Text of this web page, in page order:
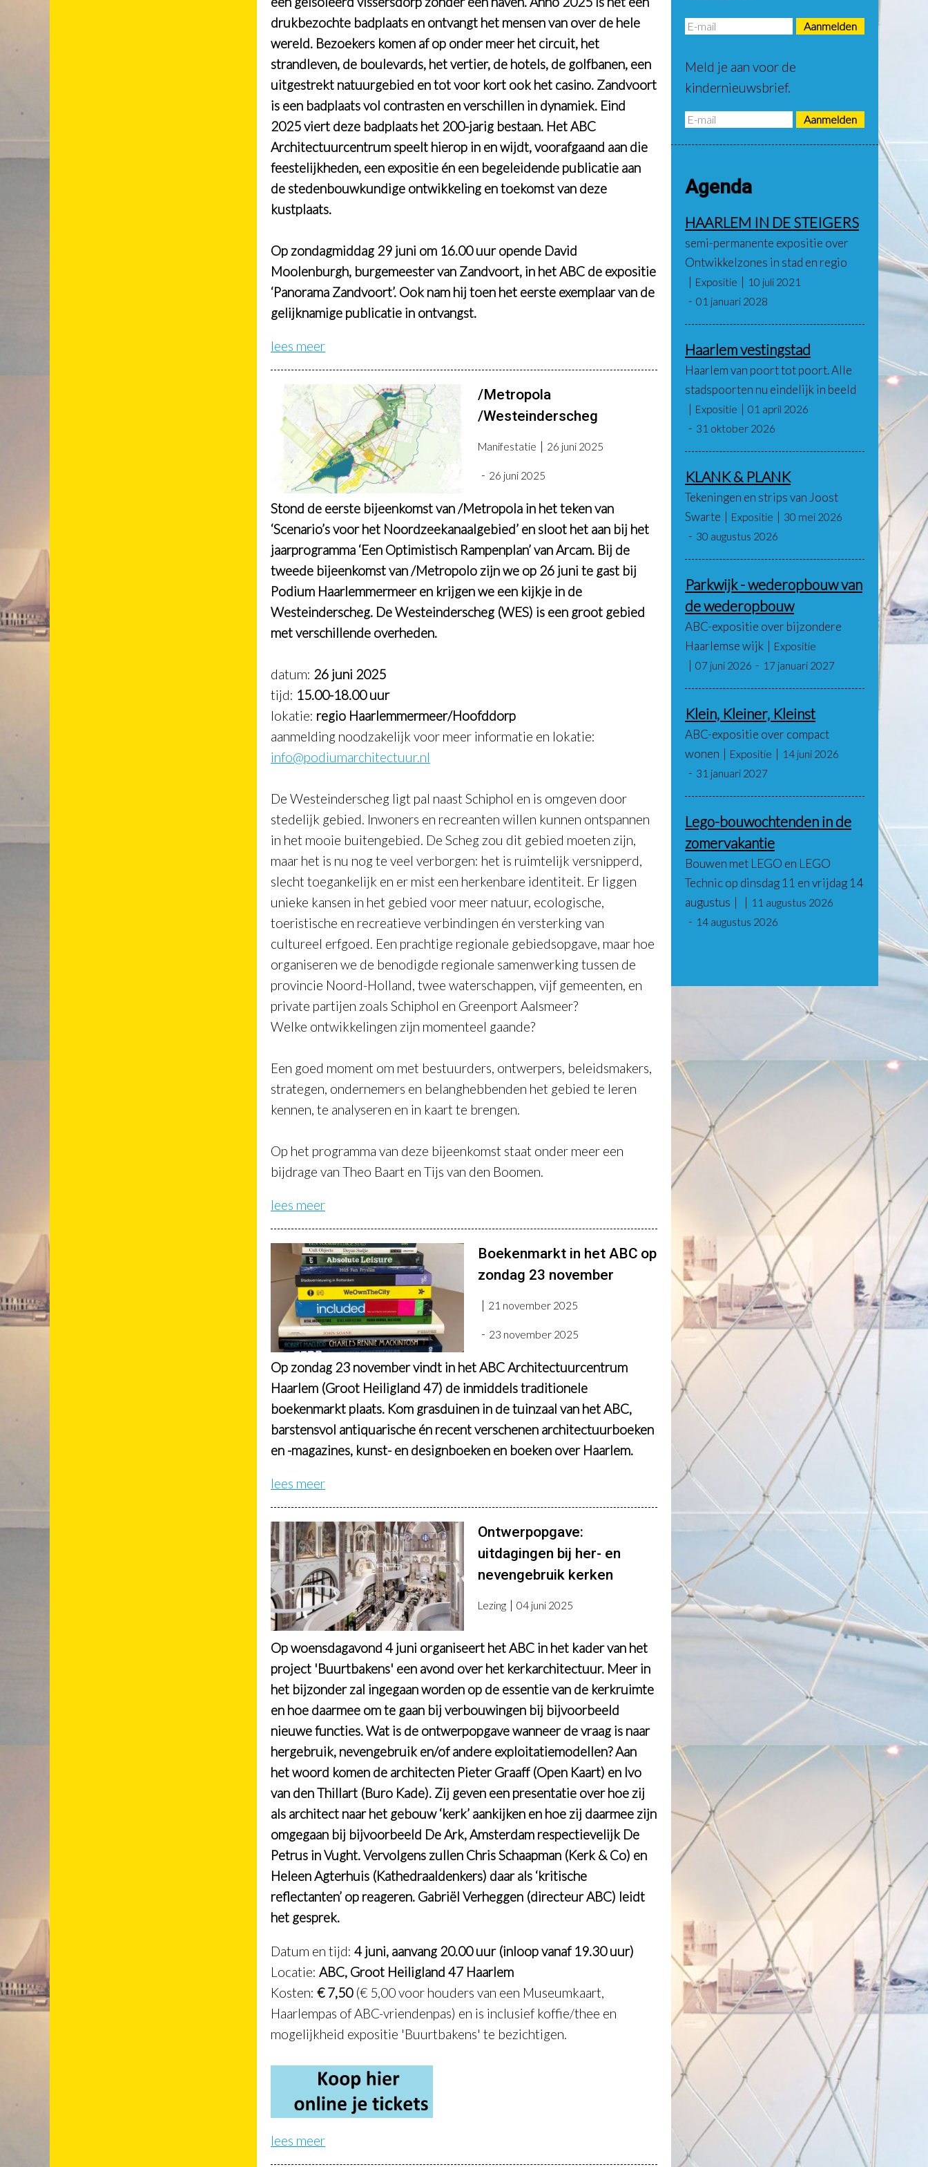
drukbezochte badplaats en ontvangt het mensen van over de hele
wereld. Bezoekers komen af op onder meer het circuit, het
strandleven, de boulevards, het vertier, de hotels, de golfbanen, een
uitgestrekt natuurgebied en tot voor kort ook het casino. Zandvoort
is een badplaats vol contrasten en verschillen in dynamiek. Eind
2025 viert deze badplaats het 200-jarig bestaan. Het ABC
Architectuurcentrum speelt hierop in en wijdt, voorafgaand aan die
feestelijkheden, een expositie én een begeleidende publicatie aan
de stedenbouwkundige ontwikkeling en toekomst van deze
kustplaats.
Op zondagmiddag 29 juni om 16.00 uur opende David
Moolenburgh, burgemeester van Zandvoort, in het ABC de expositie
‘Panorama Zandvoort’. Ook nam hij toen het eerste exemplaar van de
gelijknamige publicatie in ontvangst.
lees meer
/Metropola
/Westeinderscheg
Manifestatie 26 juni 2025
26 juni 2025
Stond de eerste bijeenkomst van /Metropola in het teken van
‘Scenario’s voor het Noordzeekanaalgebied’ en sloot het aan bij het
jaarprogramma ‘Een Optimistisch Rampenplan’ van Arcam. Bij de
tweede bijeenkomst van /Metropolo zijn we op 26 juni te gast bij
Podium Haarlemmermeer en krijgen we een kijkje in de
Westeinderscheg. De Westeinderscheg (WES) is een groot gebied
met verschillende overheden.
datum: 26 juni 2025
tijd: 15.00-18.00 uur
lokatie: regio Haarlemmermeer/Hoofddorp
aanmelding noodzakelijk voor meer informatie en lokatie:
info@podiumarchitectuur.nl
De Westeinderscheg ligt pal naast Schiphol en is omgeven door
stedelijk gebied. Inwoners en recreanten willen kunnen ontspannen
in het mooie buitengebied. De Scheg zou dit gebied moeten zijn,
maar het is nu nog te veel verborgen: het is ruimtelijk versnipperd,
slecht toegankelijk en er mist een herkenbare identiteit. Er liggen
unieke kansen in het gebied voor meer natuur, ecologische,
toeristische en recreatieve verbindingen én versterking van
cultureel erfgoed. Een prachtige regionale gebiedsopgave, maar hoe
organiseren we de benodigde regionale samenwerking tussen de
provincie Noord-Holland, twee waterschappen, vijf gemeenten, en
private partijen zoals Schiphol en Greenport Aalsmeer?
Welke ontwikkelingen zijn momenteel gaande?
Een goed moment om met bestuurders, ontwerpers, beleidsmakers,
strategen, ondernemers en belanghebbenden het gebied te leren
kennen, te analyseren en in kaart te brengen.
Op het programma van deze bijeenkomst staat onder meer een
bijdrage van Theo Baart en Tijs van den Boomen.
lees meer
Boekenmarkt in het ABC op
zondag 23 november
21 november 2025
23 november 2025
Op zondag 23 november vindt in het ABC Architectuurcentrum
Haarlem (Groot Heiligland 47) de inmiddels traditionele
boekenmarkt plaats. Kom grasduinen in de tuinzaal van het ABC,
barstensvol antiquarische én recent verschenen architectuurboeken
en -magazines, kunst- en designboeken en boeken over Haarlem.
lees meer
Ontwerpopgave:
uitdagingen bij her- en
nevengebruik kerken
Lezing 04 juni 2025
Op woensdagavond 4 juni organiseert het ABC in het kader van het
project 'Buurtbakens' een avond over het kerkarchitectuur. Meer in
het bijzonder zal ingegaan worden op de essentie van de kerkruimte
en hoe daarmee om te gaan bij verbouwingen bij bijvoorbeeld
nieuwe functies. Wat is de ontwerpopgave wanneer de vraag is naar
hergebruik, nevengebruik en/of andere exploitatiemodellen? Aan
het woord komen de architecten Pieter Graaff (Open Kaart) en Ivo
van den Thillart (Buro Kade). Zij geven een presentatie over hoe zij
als architect naar het gebouw ‘kerk’ aankijken en hoe zij daarmee zijn
omgegaan bij bijvoorbeeld De Ark, Amsterdam respectievelijk De
Petrus in Vught. Vervolgens zullen Chris Schaapman (Kerk & Co) en
Heleen Agterhuis (Kathedraaldenkers) daar als ‘kritische
reflectanten’ op reageren. Gabriël Verheggen (directeur ABC) leidt
het gesprek.
Datum en tijd: 4 juni, aanvang 20.00 uur (inloop vanaf 19.30 uur)
Locatie: ABC, Groot Heiligland 47 Haarlem
Kosten: € 7,50 (€ 5,00 voor houders van een Museumkaart,
Haarlempas of ABC-vriendenpas) en is inclusief koffie/thee en
mogelijkheid expositie 'Buurtbakens' te bezichtigen.
lees meer
Meld je aan voor de
kindernieuwsbrief.
Agenda
HAARLEM IN DE STEIGERS
semi-permanente expositie over
Ontwikkelzones in stad en regio
Expositie
10 juli 2021
01 januari 2028
Haarlem vestingstad
Haarlem van poort tot poort. Alle
stadspoorten nu eindelijk in beeld
Expositie
01 april 2026
31 oktober 2026
KLANK & PLANK
Tekeningen en strips van Joost
Swarte
Expositie
30 mei 2026
30 augustus 2026
Parkwijk - wederopbouw van
de wederopbouw
ABC-expositie over bijzondere
Haarlemse wijk
Expositie
07 juni 2026
17 januari 2027
Klein, Kleiner, Kleinst
ABC-expositie over compact
wonen
Expositie
14 juni 2026
31 januari 2027
Lego-bouwochtenden in de
zomervakantie
Bouwen met LEGO en LEGO
Technic op dinsdag 11 en vrijdag 14
augustus
11 augustus 2026
14 augustus 2026